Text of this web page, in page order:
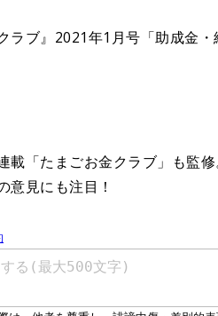
ラブ』2021年1月号「助成金・
載「たまごお金クラブ」も監
意見にも注目！